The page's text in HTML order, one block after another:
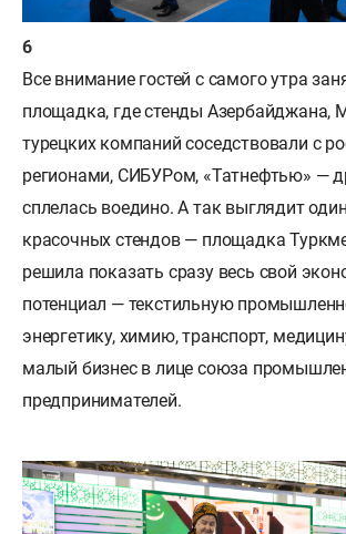
Все внимание гостей с самого утра
площадка, где стенды Азербайджана,
турецких компаний соседствовали с
регионами, СИБУРом, «Татнефтью» —
сплелась воедино. А так выглядит
красочных стендов — площадка
решила показать сразу весь свой
потенциал — текстильную
энергетику, химию, транспорт,
малый бизнес в лице союза
предпринимателей.